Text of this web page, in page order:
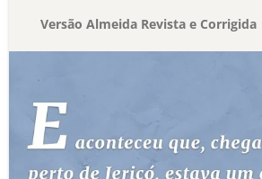
Versão Almeida Revista e Corrigida